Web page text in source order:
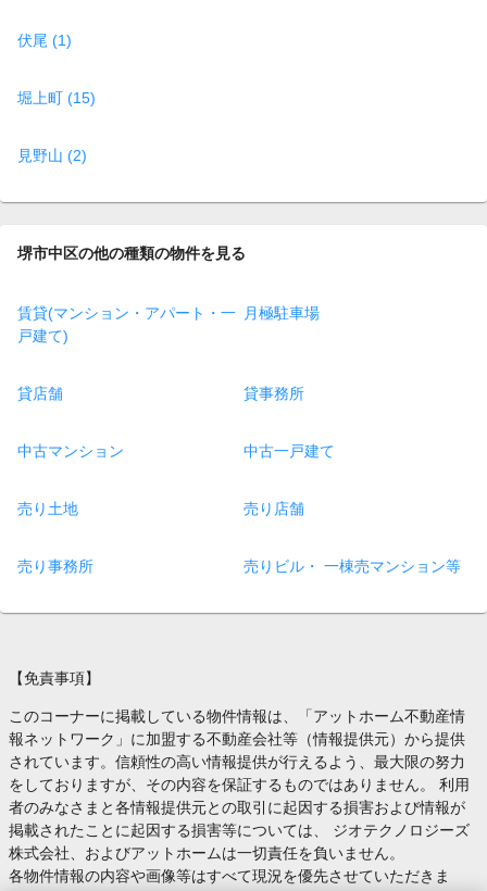
伏尾 (1)
堀上町 (15)
見野山 (2)
堺市中区の他の種類の物件を見る
賃貸(マンション・アパート・一
戸建て)
月極駐車場
貸店舗 貸事務所
中古マンション 中古一戸建て
売り土地 売り店舗
売り事務所 売りビル・ 一棟売マンション等
【免責事項】
このコーナーに掲載している物件情報は、「アットホーム不動産情
報ネットワーク」に加盟する不動産会社等（情報提供元）から提供
されています。信頼性の高い情報提供が行えるよう、最大限の努力
をしておりますが、その内容を保証するものではありません。 利用
者のみなさまと各情報提供元との取引に起因する損害および情報が
掲載されたことに起因する損害等については、 ジオテクノロジーズ
株式会社、およびアットホームは一切責任を負いません。
各物件情報の内容や画像等はすべて現況を優先させていただきま